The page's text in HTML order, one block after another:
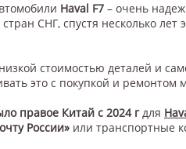
Haval F7 – очень
СНГ, спустя несколько
стоимостью деталей и
это с покупкой и
правое Китай с 2024 гдля
России» или транспортные